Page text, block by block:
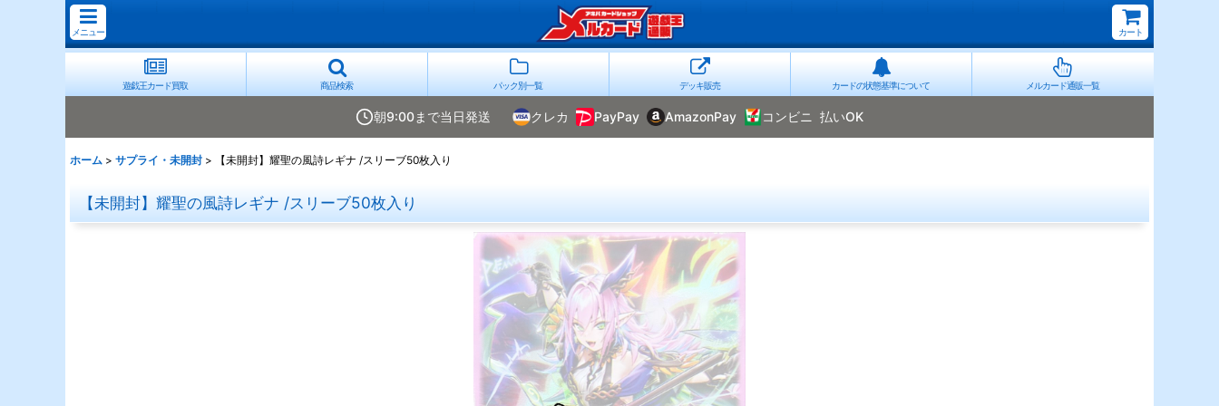
メニュー カート
遊戯王カード買取 商品検索 パック別一覧 デッキ販売 カードの状態基準について メルカード通販一覧
朝9:00まで当日発送 クレカ PayPay AmazonPay コンビニ 払いOK
ホーム > サプライ・未開封 > 【未開封】耀聖の風詩レギナ /スリーブ50枚入り
【未開封】耀聖の風詩レギナ /スリーブ50枚入り